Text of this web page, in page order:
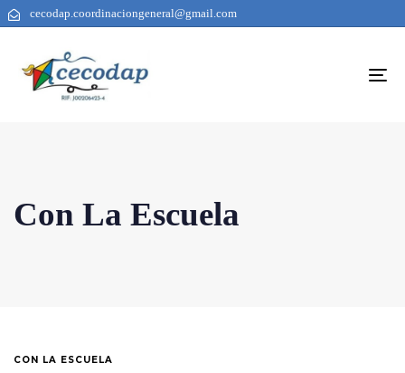
cecodap.coordinaciongeneral@gmail.com
Con La Escuela
CON LA ESCUELA